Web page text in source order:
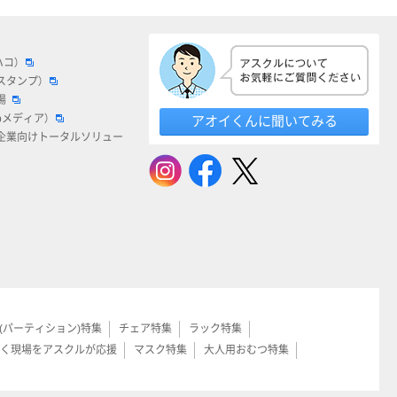
）
タンプ）
ディア）
業向けトータルソリュー
アオイくんに聞いてみる
ーティション)特集 チェア特集
ラック特集
現場をアスクルが応援 マスク特集
大人用おむつ特集